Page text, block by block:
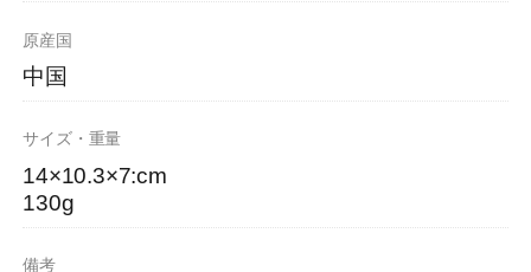
原産国
中国
サイズ・重量
14×10.3×7:cm
130g
備考